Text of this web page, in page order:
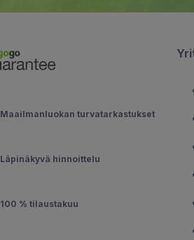
Maailmanluokan turvatarkastukset
Läpinäkyvä hinnoittelu
100 % tilaustakuu